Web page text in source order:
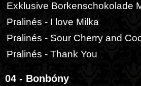
Exklusive Borkenschokolade
Pralinés - I love Milka
Pralinés - Sour Cherry and
Pralinés - Thank You
04 - Bonbóny